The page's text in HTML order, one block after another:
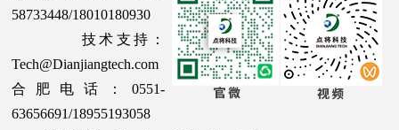
58733448/18010180930
技术支持：
Tech@Dianjiangtech.com
合肥电话：0551-
63656691/18955193058